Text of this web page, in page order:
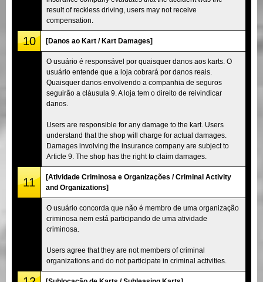
result of reckless driving, users may not receive
compensation.
10 [Danos ao Kart / Kart Damages]
O usuário é responsável por quaisquer danos aos karts. O
usuário entende que a loja cobrará por danos reais.
Quaisquer danos envolvendo a companhia de seguros
seguirão a cláusula 9. A loja tem o direito de reivindicar
danos.
Users are responsible for any damage to the kart. Users
understand that the shop will charge for actual damages.
Damages involving the insurance company are subject to
Article 9. The shop has the right to claim damages.
11
[Atividade Criminosa e Organizações / Criminal Activity
and Organizations]
O usuário concorda que não é membro de uma organização
criminosa nem está participando de uma atividade
criminosa.
Users agree that they are not members of criminal
organizations and do not participate in criminal activities.